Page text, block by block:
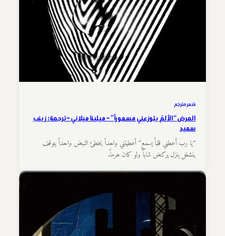
شعر مترجم
المرض “الألمُ يتوزعني مسعوراً” – ميلينا ميلاني – ترجمة: زينب
سعيد
“يا رب أعطني قلباً يسمع” أعطيتني واحداً يخطئ النبض واحداً يتوقف
ينشغل ينزل يركض شاباً ولو كان هرماً.